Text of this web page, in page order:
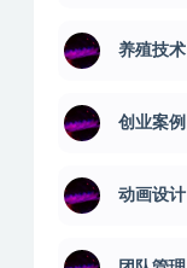
养殖技术
创业案例
动画设计